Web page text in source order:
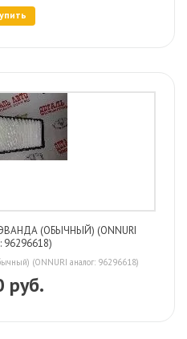
(ОБЫЧНЫЙ) (ONNURI
(ONNURI аналог: 96296618)
руб.